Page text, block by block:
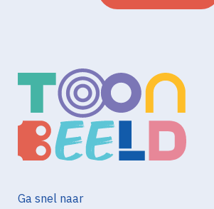
Ga snel naar